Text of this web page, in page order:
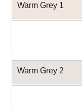
Warm Grey 1
Warm Grey 2